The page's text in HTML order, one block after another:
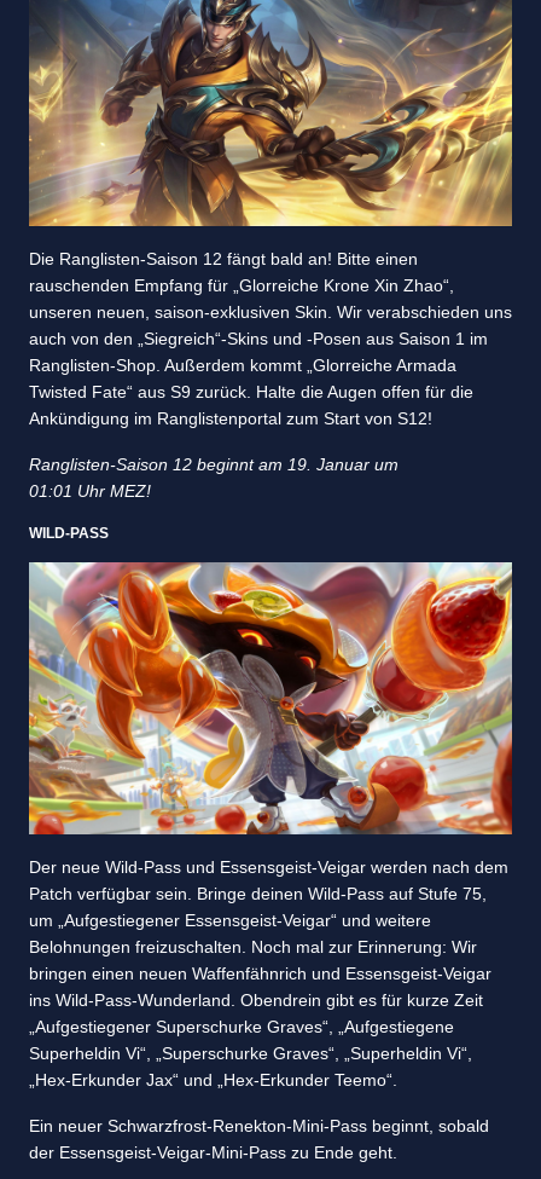
Die Ranglisten-Saison 12 fängt bald an! Bitte einen
rauschenden Empfang für „Glorreiche Krone Xin Zhao“,
unseren neuen, saison-exklusiven Skin. Wir verabschieden uns
auch von den „Siegreich“-Skins und -Posen aus Saison 1 im
Ranglisten-Shop. Außerdem kommt „Glorreiche Armada
Twisted Fate“ aus S9 zurück. Halte die Augen offen für die
Ankündigung im Ranglistenportal zum Start von S12!
Ranglisten-Saison 12 beginnt am 19. Januar um
01:01 Uhr MEZ!
WILD-PASS
Der neue Wild-Pass und Essensgeist-Veigar werden nach dem
Patch verfügbar sein. Bringe deinen Wild-Pass auf Stufe 75,
um „Aufgestiegener Essensgeist-Veigar“ und weitere
Belohnungen freizuschalten. Noch mal zur Erinnerung: Wir
bringen einen neuen Waffenfähnrich und Essensgeist-Veigar
ins Wild-Pass-Wunderland. Obendrein gibt es für kurze Zeit
„Aufgestiegener Superschurke Graves“, „Aufgestiegene
Superheldin Vi“, „Superschurke Graves“, „Superheldin Vi“,
„Hex-Erkunder Jax“ und „Hex-Erkunder Teemo“.
Ein neuer Schwarzfrost-Renekton-Mini-Pass beginnt, sobald
der Essensgeist-Veigar-Mini-Pass zu Ende geht.